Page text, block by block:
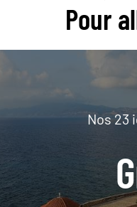
Pour
Nos 23